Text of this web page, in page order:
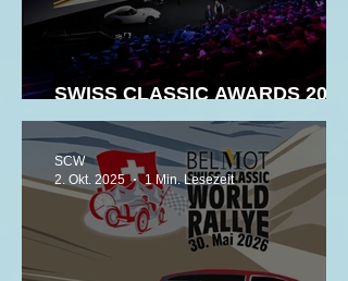
SWISS CLASSIC AWARDS 2025
- Die Kandidaten
SCW
2. Okt. 2025
1 Min. Lesezeit